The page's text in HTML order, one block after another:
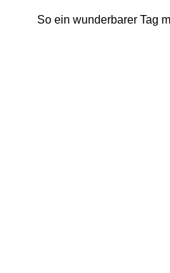
So ein wunderbarer Tag